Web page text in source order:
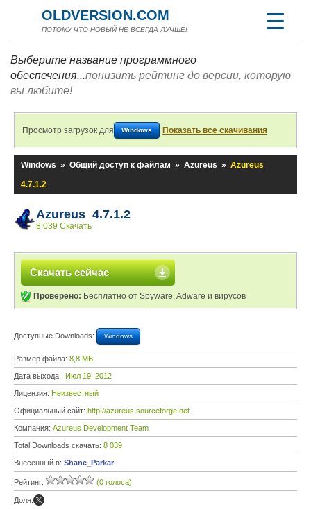
OLDVERSION.COM
ПОТОМУ ЧТО НОВЫЙ НЕ ВСЕГДА ЛУЧШЕ!
Выберите название программного
обеспечения...понизить рейтинг до версии, которую
вы любите!
Просмотр загрузок для Windows Показать все скачивания
Windows » Общий доступ к файлам » Azureus » Azureus
4.7.1.2
Azureus 4.7.1.2
8 039 Скачать
Скачать сейчас
Проверено: Бесплатно от Spyware, Adware и вирусов
Доступные Downloads: Windows
Размер файла: 8,8 МБ
Дата выхода: Июл 19, 2012
Лицензия: Неизвестный
Официальный сайт: http://azureus.sourceforge.net
Компания: Azureus Development Team
Total Downloads скачать: 8 039
Внесенный в: Shane_Parkar
Рейтинг: (0 голоса)
Доля: